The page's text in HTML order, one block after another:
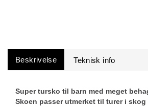
Beskrivelse
Super tursko til barn med meget
Skoen passer utmerket til turer i skog